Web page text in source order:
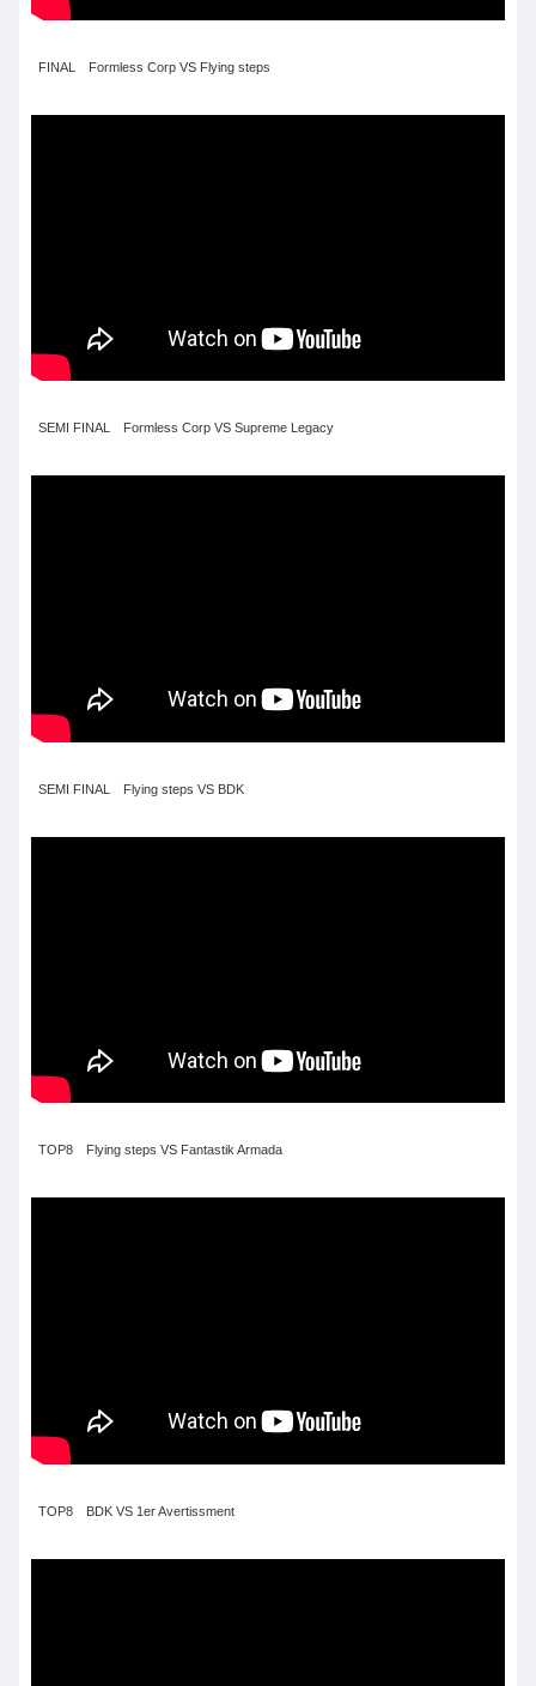
FINAL Formless Corp VS Flying steps
SEMI FINAL Formless Corp VS Supreme Legacy
SEMI FINAL Flying steps VS BDK
TOP8 Flying steps VS Fantastik Armada
TOP8 BDK VS 1er Avertissment